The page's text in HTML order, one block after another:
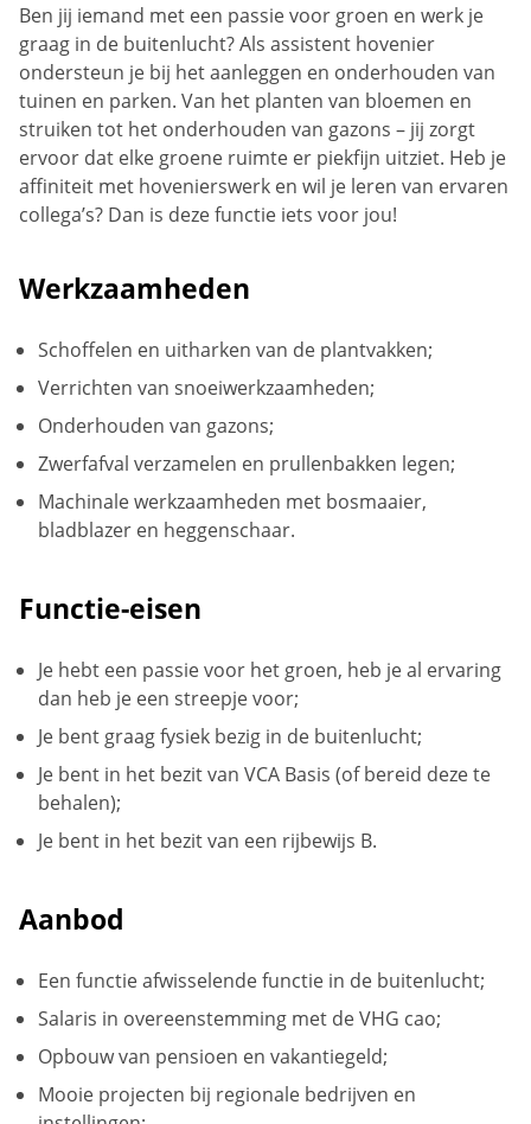
Ben jij iemand met een passie voor groen en werk je
graag in de buitenlucht? Als assistent hovenier
ondersteun je bij het aanleggen en onderhouden van
tuinen en parken. Van het planten van bloemen en
struiken tot het onderhouden van gazons – jij zorgt
ervoor dat elke groene ruimte er piekfijn uitziet. Heb je
affiniteit met hovenierswerk en wil je leren van ervaren
collega’s? Dan is deze functie iets voor jou!
Werkzaamheden
Schoffelen en uitharken van de plantvakken;
Verrichten van snoeiwerkzaamheden;
Onderhouden van gazons;
Zwerfafval verzamelen en prullenbakken legen;
Machinale werkzaamheden met bosmaaier,
bladblazer en heggenschaar.
Functie-eisen
Je hebt een passie voor het groen, heb je al ervaring
dan heb je een streepje voor;
Je bent graag fysiek bezig in de buitenlucht;
Je bent in het bezit van VCA Basis (of bereid deze te
behalen);
Je bent in het bezit van een rijbewijs B.
Aanbod
Een functie afwisselende functie in de buitenlucht;
Salaris in overeenstemming met de VHG cao;
Opbouw van pensioen en vakantiegeld;
Mooie projecten bij regionale bedrijven en